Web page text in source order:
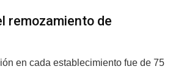
remozamiento de
en cada establecimiento fue de 75